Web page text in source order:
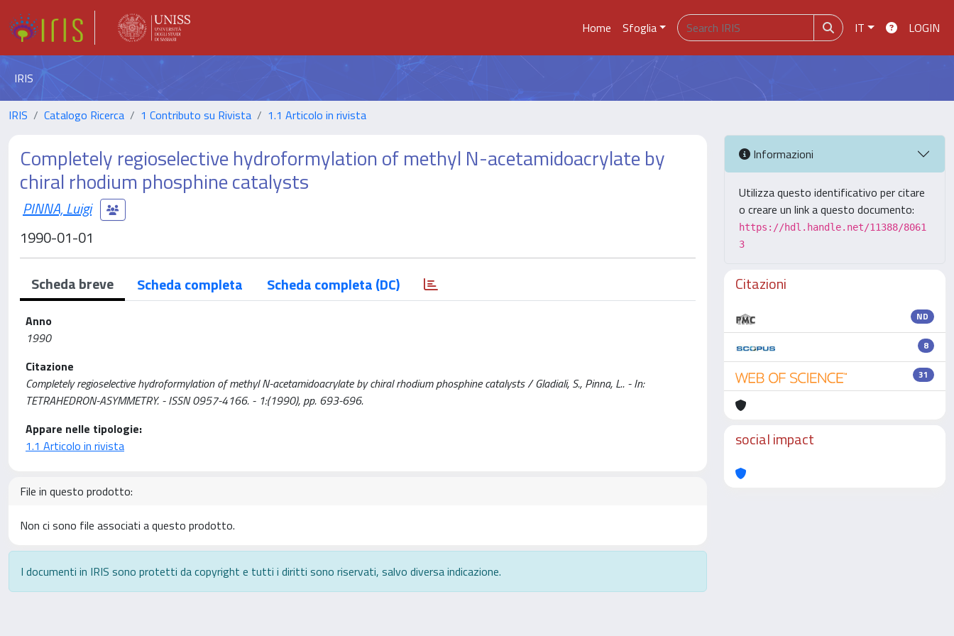
Home Sfoglia IT LOGIN
IRIS
IRIS Catalogo Ricerca 1 Contributo su Rivista 1.1 Articolo in rivista
Completely regioselective hydroformylation of methyl N-acetamidoacrylate by
chiral rhodium phosphine catalysts
PINNA, Luigi
1990-01-01
Scheda breve Scheda completa Scheda completa (DC)
Anno
1990
Citazione
Completely regioselective hydroformylation of methyl N-acetamidoacrylate by chiral rhodium phosphine catalysts / Gladiali, S., Pinna, L.. - In:
TETRAHEDRON-ASYMMETRY. - ISSN 0957-4166. - 1:(1990), pp. 693-696.
Appare nelle tipologie:
1.1 Articolo in rivista
File in questo prodotto:
Non ci sono file associati a questo prodotto.
I documenti in IRIS sono protetti da copyright e tutti i diritti sono riservati, salvo diversa indicazione.
Informazioni
Utilizza questo identificativo per citare
o creare un link a questo documento:
https://hdl.handle.net/11388/8061
3
Citazioni
ND
8
31
social impact